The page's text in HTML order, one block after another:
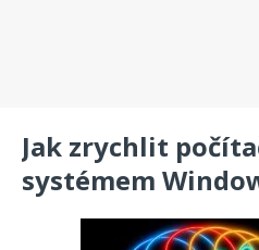
Jak zrychlit
systémem